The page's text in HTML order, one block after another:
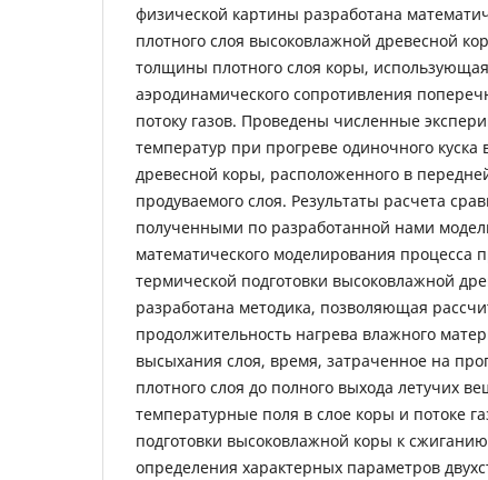
физической картины разработана
плотного слоя высоковлажной древесной
толщины плотного слоя коры,
аэродинамического сопротивления
потоку газов. Проведены численные
температур при прогреве одиночного куска
древесной коры, расположенного в
продуваемого слоя. Результаты расчета
полученными по разработанной нами
математического моделирования процесса
термической подготовки высоковлажной
разработана методика, позволяющая
продолжительность нагрева влажного
высыхания слоя, время, затраченное на
плотного слоя до полного выхода летучих
температурные поля в слое коры и потоке
подготовки высоковлажной коры к
определения характерных параметров